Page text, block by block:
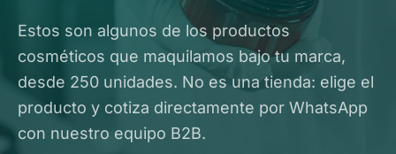
Estos son algunos de los productos
cosméticos que maquilamos bajo tu marca,
desde 250 unidades. No es una tienda: elige el
producto y cotiza directamente por WhatsApp
con nuestro equipo B2B.